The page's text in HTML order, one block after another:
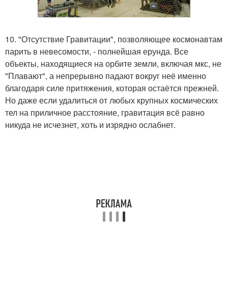
10. "Отсутствие Гравитации", позволяющее космонавтам
парить в невесомости, - полнейшая ерунда. Все
объекты, находящиеся на орбите земли, включая мкс, не
"Плавают", а непрерывно падают вокруг неё именно
благодаря силе притяжения, которая остаётся прежней.
Но даже если удалиться от любых крупных космических
тел на приличное расстояние, гравитация всё равно
никуда не исчезнет, хоть и изрядно ослабнет.